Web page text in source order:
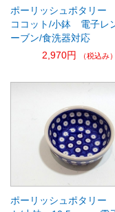
ポーリッシュポタリー
ココット/小鉢 電子レ
ーブン/食洗器対応
2,970円
（税込み）
ポーリッシュポタリー